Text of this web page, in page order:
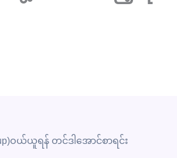
ဝယ်ယူရန် တင်ဒါအောင်စာရင်း